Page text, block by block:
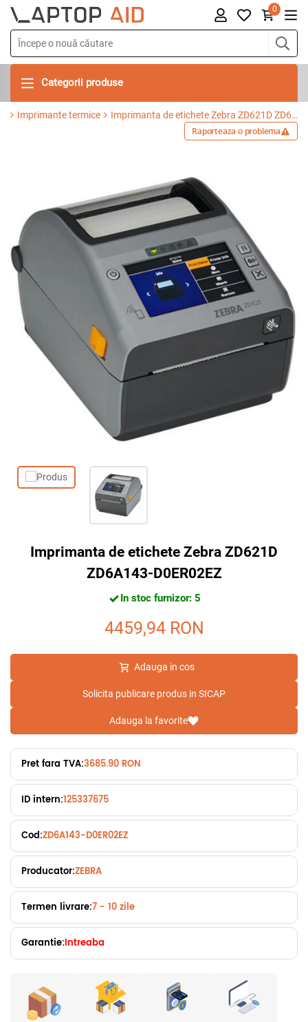
0
Categorii produse
Imprimante termice Imprimanta de etichete Zebra ZD621D ZD6A143-D0ER02EZ
Raporteaza o problema
Imprimanta de etichete Zebra ZD621D
ZD6A143-D0ER02EZ
In stoc furnizor: 5
4459,94 RON
Adauga in cos
Solicita publicare produs in SICAP
Adauga la favorite
Pret fara TVA:3685.90 RON
ID intern:125337675
Cod:ZD6A143-D0ER02EZ
Producator:ZEBRA
Termen livrare:7 - 10 zile
Garantie:Intreaba